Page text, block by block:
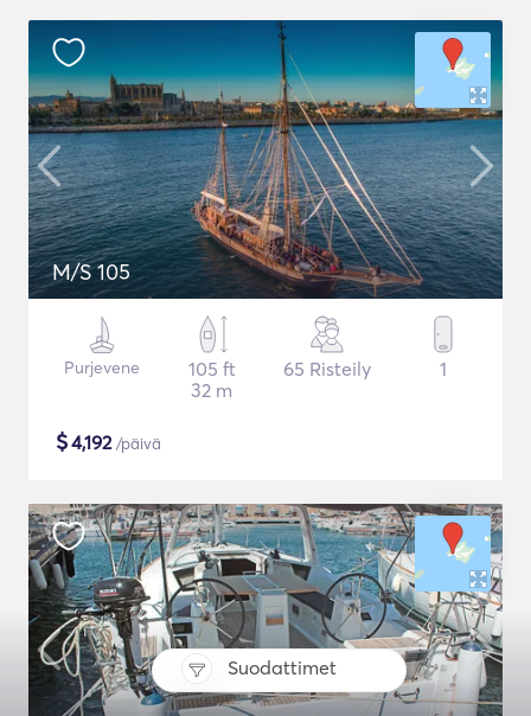
Suodattimet
M/S 105
Purjevene
105 ft
32 m
65 Risteily 1
$4,192/päivä